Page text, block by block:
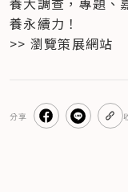
養永續力！
>> 瀏覽策展網站
分享